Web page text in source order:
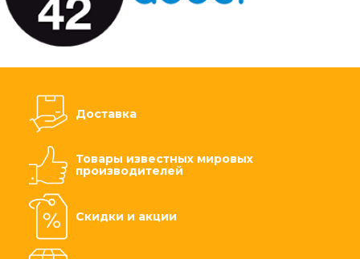
Доставка
Товары известных мировых
производителей
Скидки и акции